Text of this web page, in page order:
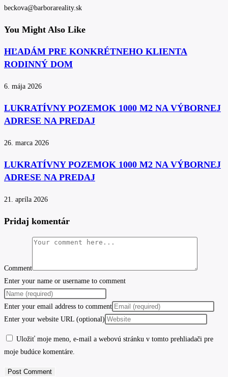
beckova@barborareality.sk
You Might Also Like
HĽADÁM PRE KONKRÉTNEHO KLIENTA
RODINNÝ DOM
6. mája 2026
LUKRATÍVNY POZEMOK 1000 M2 NA VÝBORNEJ
ADRESE NA PREDAJ
26. marca 2026
LUKRATÍVNY POZEMOK 1000 M2 NA VÝBORNEJ
ADRESE NA PREDAJ
21. apríla 2026
Pridaj komentár
Comment
Enter your name or username to comment
Enter your email address to comment
Enter your website URL (optional)
Uložiť moje meno, e-mail a webovú stránku v tomto prehliadači pre
moje budúce komentáre.